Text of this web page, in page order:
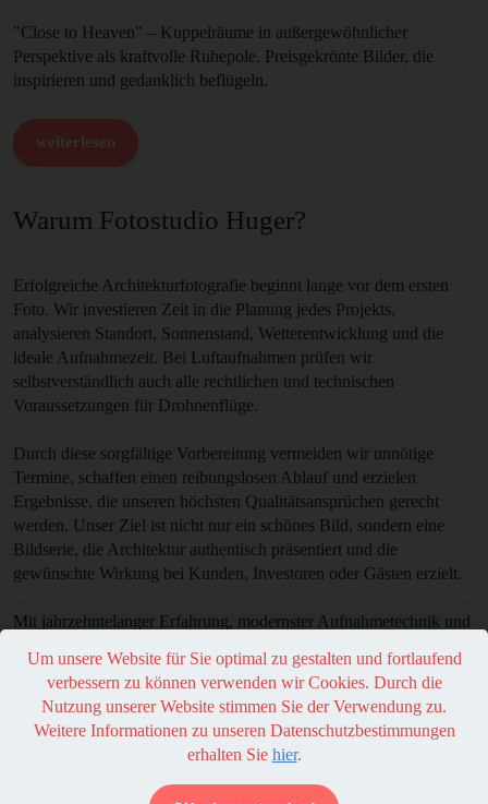
"Close to Heaven" – Kuppelräume in außergewöhnlicher
Perspektive als kraftvolle Ruhepole. Preisgekrönte Bilder, die
inspirieren und gedanklich beflügeln.
weiterlesen
Warum Fotostudio Huger?
Erfolgreiche Architekturfotografie beginnt lange vor dem ersten
Foto. Wir investieren Zeit in die Planung jedes Projekts,
analysieren Standort, Sonnenstand, Wetterentwicklung und die
ideale Aufnahmezeit. Bei Luftaufnahmen prüfen wir
selbstverständlich auch alle rechtlichen und technischen
Voraussetzungen für Drohnenflüge.
Durch diese sorgfältige Vorbereitung vermeiden wir unnötige
Termine, schaffen einen reibungslosen Ablauf und erzielen
Ergebnisse, die unseren höchsten Qualitätsansprüchen gerecht
werden. Unser Ziel ist nicht nur ein schönes Bild, sondern eine
Bildserie, die Architektur authentisch präsentiert und die
gewünschte Wirkung bei Kunden, Investoren oder Gästen erzielt.
Mit jahrzehntelanger Erfahrung, modernster Aufnahmetechnik und
Gespräch bis zur finalen Bildbearbeitung. Unsere Kunden schätzen
unsere Zuverlässigkeit, Termintreue und die konstant hohe Qualität
unserer Arbeit.
Wir fotografieren nicht einfach Gebäude, wir entwickeln
Bildwelten, die Architektur, Design und Raumwirkung
Um unsere Website für Sie optimal zu gestalten und fortlaufend
verbessern zu können verwenden wir Cookies. Durch die
Nutzung unserer Website stimmen Sie der Verwendung zu.
Weitere Informationen zu unseren Datenschutzbestimmungen
erhalten Sie hier.